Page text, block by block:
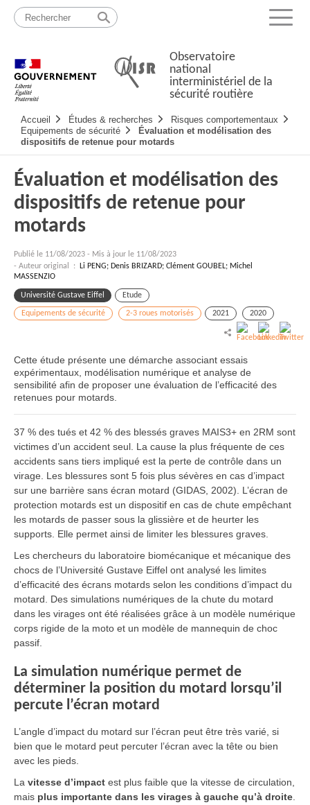
Passer
contenu
Menu
Observatoire
national
interministériel de la
sécurité routière
principale
Accueil Études & recherches
Risques comportementaux
Equipements de sécurité
Évaluation et modélisation des
dispositifs de retenue pour motards
Évaluation et modélisation des
dispositifs de retenue pour
motards
Publié le 11/08/2023 - Mis à jour le 11/08/2023
- Auteur original : Li PENG; Denis BRIZARD; Clément GOUBEL; Michel
MASSENZIO
Université Gustave Eiffel Etude
Equipements de sécurité 2-3 roues motorisés 2021 2020
Cette étude présente une démarche associant essais
expérimentaux, modélisation numérique et analyse de
sensibilité afin de proposer une évaluation de l’efficacité des
retenues pour motards.
37 % des tués et 42 % des blessés graves MAIS3+ en 2RM sont
victimes d’un accident seul. La cause la plus fréquente de ces
accidents sans tiers impliqué est la perte de contrôle dans un
virage. Les blessures sont 5 fois plus sévères en cas d’impact
sur une barrière sans écran motard (GIDAS, 2002). L’écran de
protection motards est un dispositif en cas de chute empêchant
les motards de passer sous la glissière et de heurter les
supports. Elle permet ainsi de limiter les blessures graves.
Les chercheurs du laboratoire biomécanique et mécanique des
chocs de l’Université Gustave Eiffel ont analysé les limites
d’efficacité des écrans motards selon les conditions d’impact du
motard. Des simulations numériques de la chute du motard
dans les virages ont été réalisées grâce à un modèle numérique
corps rigide de la moto et un modèle de mannequin de choc
passif.
La simulation numérique permet de
déterminer la position du motard lorsqu’il
percute l’écran motard
L’angle d’impact du motard sur l’écran peut être très varié, si
bien que le motard peut percuter l’écran avec la tête ou bien
avec les pieds.
La vitesse d’impact est plus faible que la vitesse de circulation,
mais plus importante dans les virages à gauche qu’à droite